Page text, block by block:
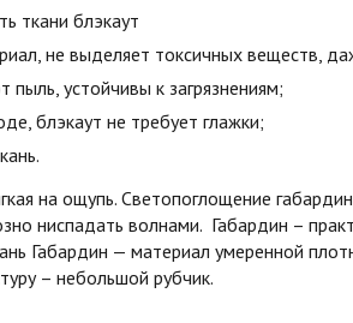
ткани блэкаут
не выделяет токсичных веществ,
устойчивы к загрязнениям;
блэкаут не требует глажки;
на ощупь. Светопоглощение
ниспадать волнами. Габардин –
Габардин — материал умеренной
– небольшой рубчик.